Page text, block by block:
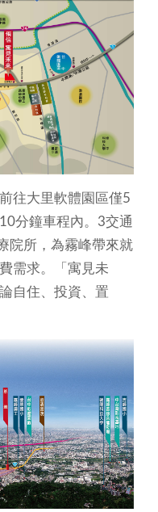
往大里軟體園區僅5
分鐘車程內。3交通
院所，為霧峰帶來就
需求。「寓見未
自住、投資、置